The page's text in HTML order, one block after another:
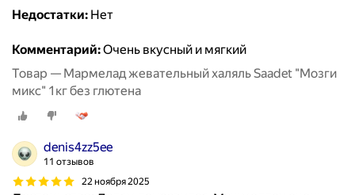
Недостатки: Нет
Комментарий:Очень вкусный и мягкий
Товар — Мармелад жевательный халяль Saadet "Мозги
микс" 1кг без глютена
denis4zz5ee
11 отзывов
22 ноября 2025